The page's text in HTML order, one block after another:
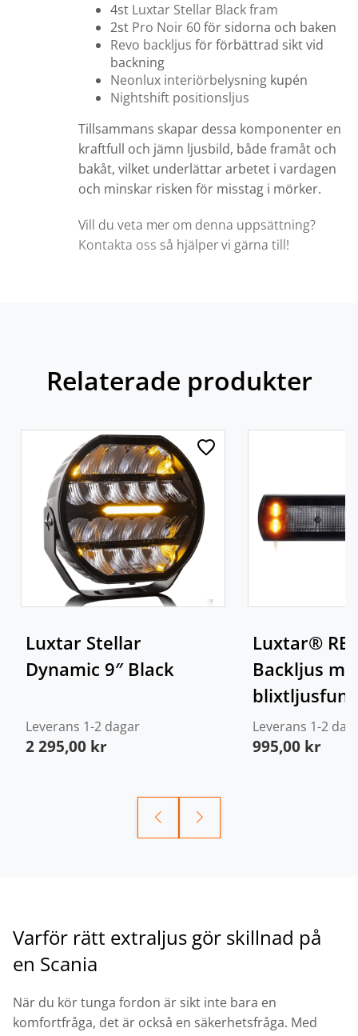
4st Luxtar Stellar Black fram
2st Pro Noir 60för sidorna och baken
Revo backljus för förbättrad sikt vid
backning
Neonlux interiörbelysningkupén
Nightshift positionsljus
Tillsammans skapar dessa komponenter en
kraftfull och jämn ljusbild, både framåt och
bakåt, vilket underlättar arbetet i vardagen
och minskar risken för misstag i mörker.
Vill du veta mer om denna uppsättning?
Kontakta oss så hjälper vi gärna till!
Relaterade produkter
Luxtar Stellar
Dynamic 9″ Black
Leverans 1-2 dagar
2 295,00 kr
Luxtar®
Backljus
Leverans 1-2
995,00 kr
Varför rätt extraljus gör skillnad på
en Scania
När du kör tunga fordon är sikt inte bara en
komfortfråga, det är också en säkerhetsfråga. Med